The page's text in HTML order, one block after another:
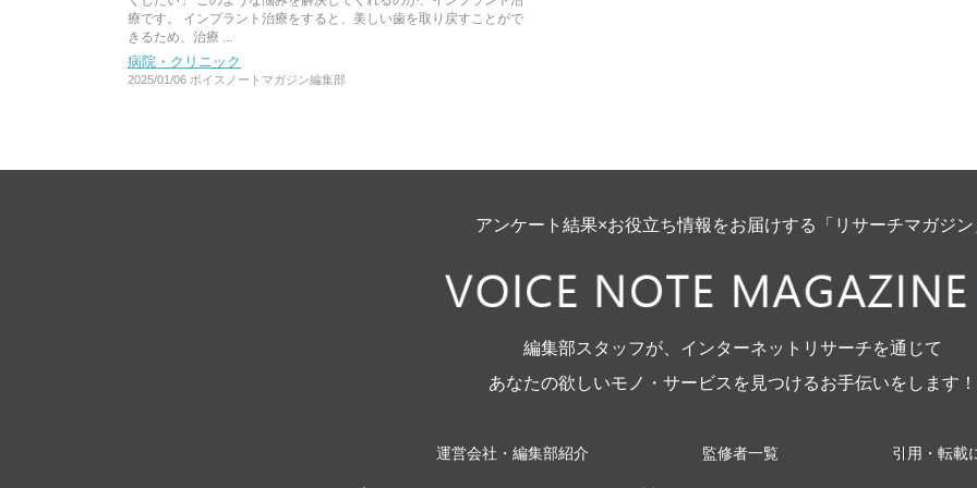
療です。 インプラント治療をすると、美しい歯を取り戻すことがで
きるため、治療 ...
病院・クリニック
2025/01/06 ボイスノートマガジン編集部
アンケート結果×お役立ち情報をお届けする「リサーチマガジン
編集部スタッフが、インターネットリサーチを通じて
あなたの欲しいモノ・サービスを見つけるお手伝いをします！
運営会社・編集部紹介 監修者一覧 引用・転載